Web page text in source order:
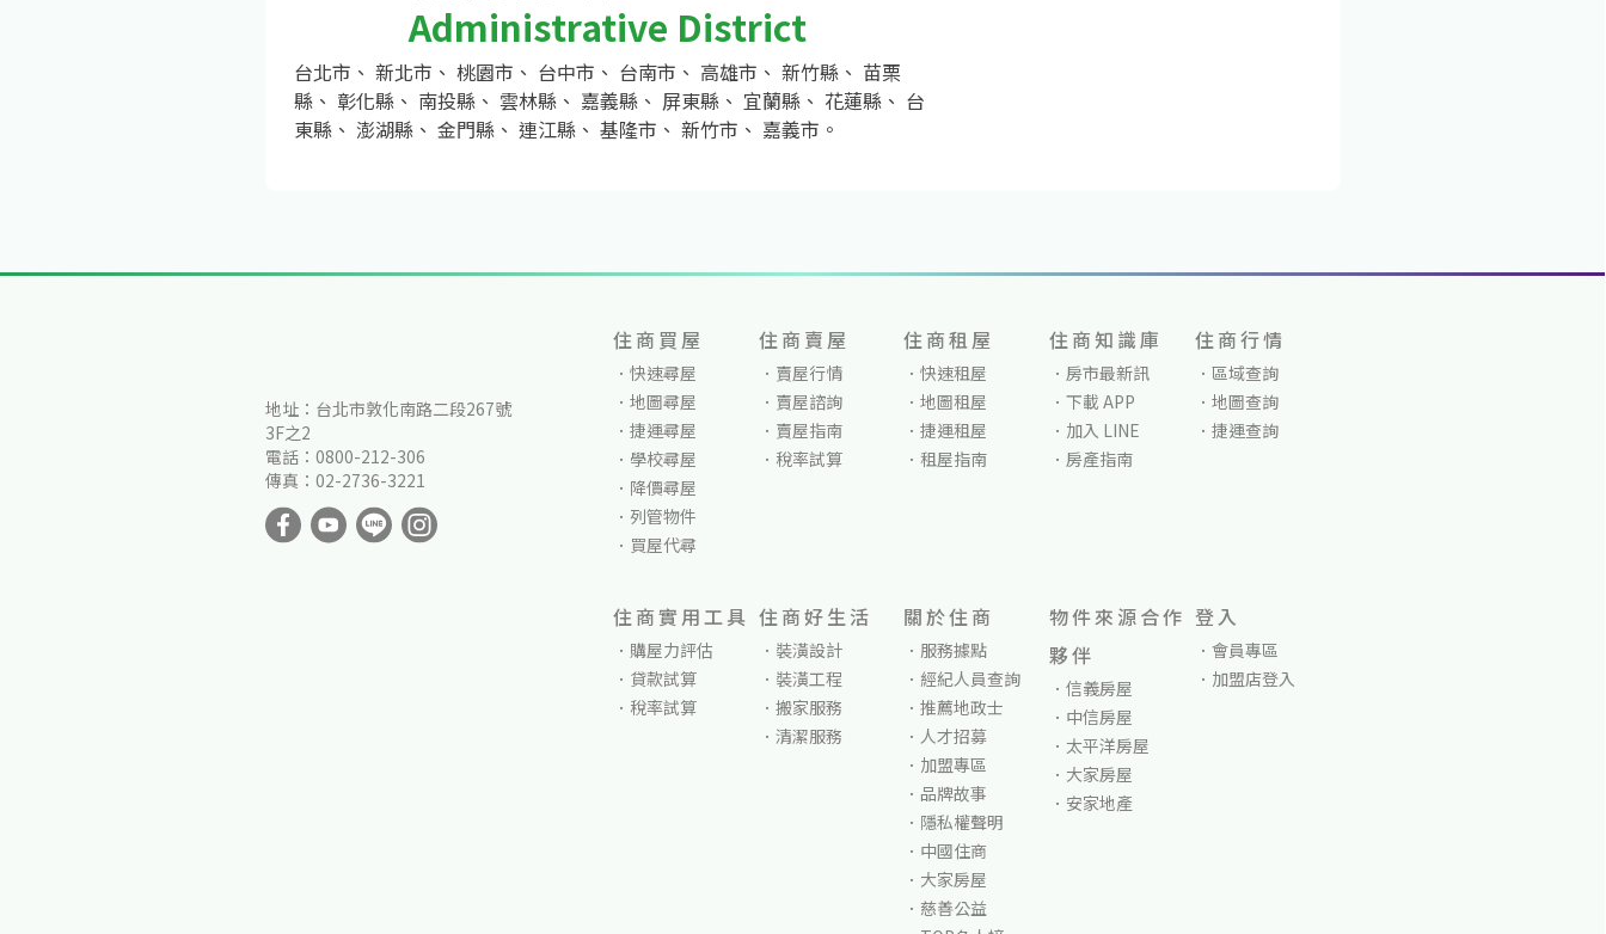
Administrative District
台北市 、 新北市 、 桃園市 、 台中市 、 台南市 、 高雄市 、 新竹縣、 苗栗
縣、 彰化縣、 南投縣、 雲林縣、 嘉義縣、 屏東縣、 宜蘭縣、 花蓮縣、 台
東縣、 澎湖縣、 金門縣、 連江縣、 基隆市 、 新竹市 、 嘉義市 。
地址：台北市敦化南路二段267號
3F之2
電話：0800-212-306
傳真：02-2736-3221
住商買屋
快速尋屋
地圖尋屋
捷運尋屋
學校尋屋
降價尋屋
列管物件
買屋代尋
住商賣屋
賣屋行情
賣屋諮詢
賣屋指南
稅率試算
住商租屋
快速租屋
地圖租屋
捷運租屋
租屋指南
住商知識庫
房市最新訊
下載 APP
加入 LINE
房產指南
住商行情
區域查詢
地圖查詢
捷運查詢
住商實用工具
購屋力評估
貸款試算
稅率試算
住商好生活
裝潢設計
裝潢工程
搬家服務
清潔服務
關於住商
服務據點
經紀人員查詢
推薦地政士
人才招募
加盟專區
品牌故事
隱私權聲明
中國住商
大家房屋
慈善公益
物件來源合作
夥伴
信義房屋
中信房屋
太平洋房屋
大家房屋
安家地產
登入
會員專區
加盟店登入